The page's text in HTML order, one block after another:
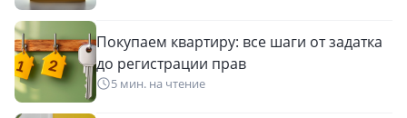
Покупаем квартиру: все шаги от задатка
до регистрации прав
5 мин. на чтение